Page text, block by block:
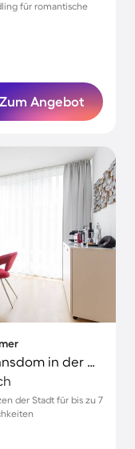
für romantische
Zum Angebot
Wohnung mit Terrasse | Stephansdom in der Nähe | Stadtblick
der Stadt für bis zu 7